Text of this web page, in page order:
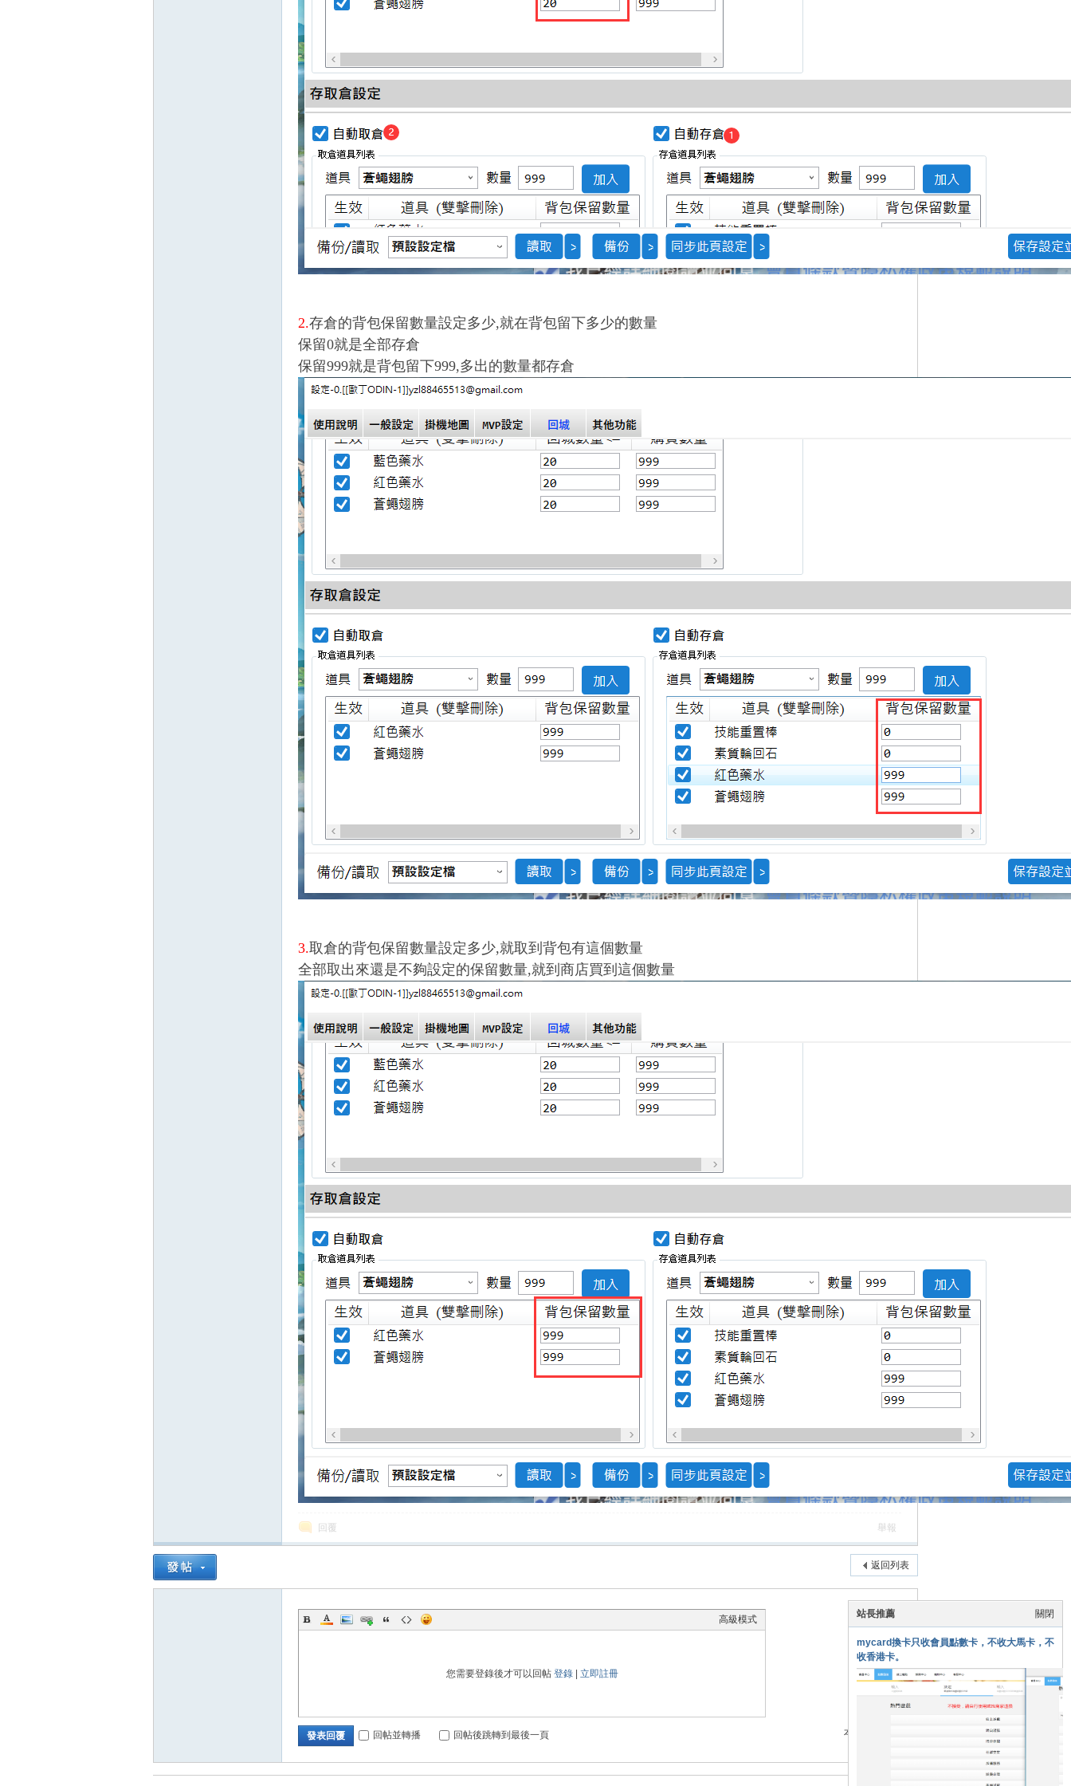
掛,
2.存倉的背包保留數量設定多少,就在背包留下多少的數量
保留0就是全部存倉
保留999就是背包留下999,多出的數量都存倉
3.取倉的背包保留數量設定多少,就取到背包有這個數量
全部取出來還是不夠設定的保留數量,就到商店買到這個數量
回覆 舉報
返回列表
高級模式
您需要登錄後才可以回帖 登錄| 立即註冊
本版積分規則
發表回覆 回帖並轉播 回帖後跳轉到最後一頁
關閉
站長推薦
mycard換卡只收會員點數卡，不收大馬卡，不
收香港卡。